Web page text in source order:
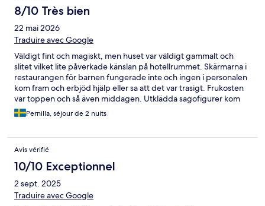
8/10 Très bien
22 mai 2026
Traduire avec Google
Väldigt fint och magiskt, men huset var väldigt gammalt och
slitet vilket lite påverkade känslan på hotellrummet. Skärmarna i
restaurangen för barnen fungerade inte och ingen i personalen
kom fram och erbjöd hjälp eller sa att det var trasigt. Frukosten
var toppen och så även middagen. Utklädda sagofigurer kom
förbi under frukosten och det var små gåvor till barnen hela
tiden vilket trots allt gjorde det hela till en magisk plats.
Pernilla, séjour de 2 nuits
Avis vérifié
10/10 Exceptionnel
2 sept. 2025
Traduire avec Google